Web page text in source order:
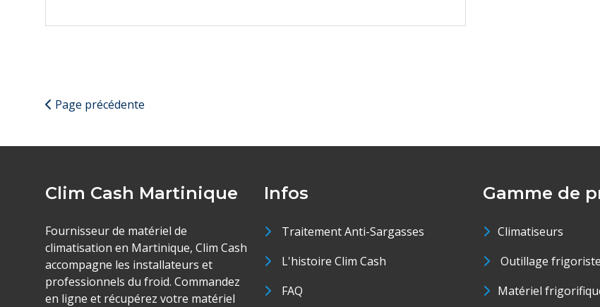
Page précédente
Clim Cash Martinique
Fournisseur de matériel de
climatisation en Martinique, Clim Cash
accompagne les installateurs et
professionnels du froid. Commandez
en ligne et récupérez votre matériel
Infos
Traitement Anti-Sargasses
L'histoire Clim Cash
FAQ
Gamme de
Climatiseurs
Outillage
Matériel